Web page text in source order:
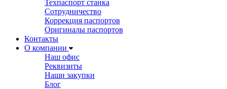
Техпаспорт станка
Сотрудничество
Коррекция паспортов
Оригиналы паспортов
Контакты
О компании
Наш офис
Реквизиты
Наши закупки
Блог